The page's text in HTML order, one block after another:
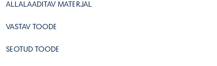
ALLALAADITAV MATERJAL
VASTAV TOODE
SEOTUD TOODE